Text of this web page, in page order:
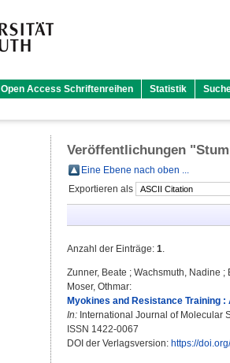
Open Access Schriftenreihen Statistik
Veröffentlichungen "
Eine Ebene nach oben ...
Exportieren als
Anzahl der Einträge: 1.
Zunner, Beate ; Wachsmuth, Nadine ;
Moser, Othmar:
Myokines and Resistance Training
In: International Journal of Molecular
ISSN 1422-0067
DOI der Verlagsversion: https://